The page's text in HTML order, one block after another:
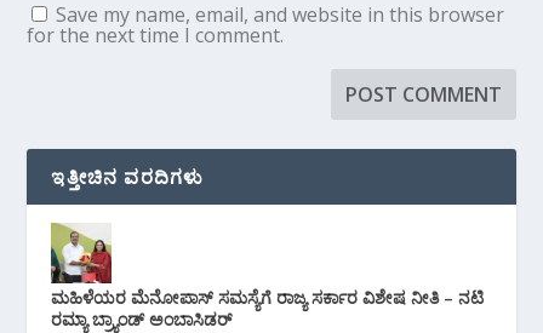
Save my name, email, and website in this browser
for the next time I comment.
ಇತ್ತೀಚಿನ ವರದಿಗಳು
ಮಹಿಳೆಯರ ಮೆನೋಪಾಸ್ ಸಮಸ್ಯೆಗೆ ರಾಜ್ಯ ಸರ್ಕಾರ ವಿಶೇಷ ನೀತಿ – ನಟಿ
ರಮ್ಯಾ ಬ್ರ್ಯಾಂಡ್ ಅಂಬಾಸಿಡರ್